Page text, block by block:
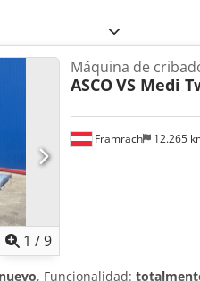
1 /9
Framrach 12.265
Máquina de
ASCOVS Medi
nuevo, Funcionalidad: